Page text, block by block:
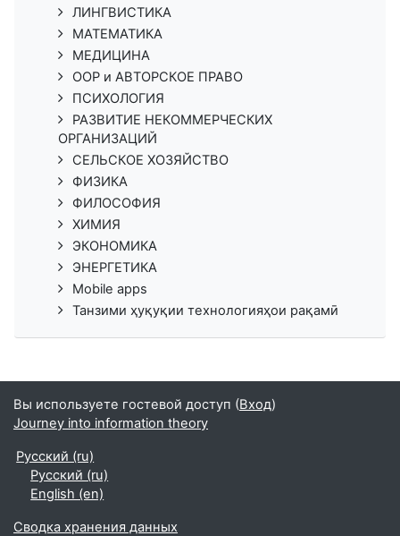
ЛИНГВИСТИКА
МАТЕМАТИКА
МЕДИЦИНА
ООР и АВТОРСКОЕ ПРАВО
ПСИХОЛОГИЯ
РАЗВИТИЕ НЕКОММЕРЧЕСКИХ
ОРГАНИЗАЦИЙ
СЕЛЬСКОЕ ХОЗЯЙСТВО
ФИЗИКА
ФИЛОСОФИЯ
ХИМИЯ
ЭКОНОМИКА
ЭНЕРГЕТИКА
Mobile apps
Танзими ҳуқуқии технологияҳои рақамӣ
Вы используете гостевой доступ (Вход)
Journey into information theory
Русский ‎(ru)‎
Русский ‎(ru)‎
English ‎(en)‎
Сводка хранения данных